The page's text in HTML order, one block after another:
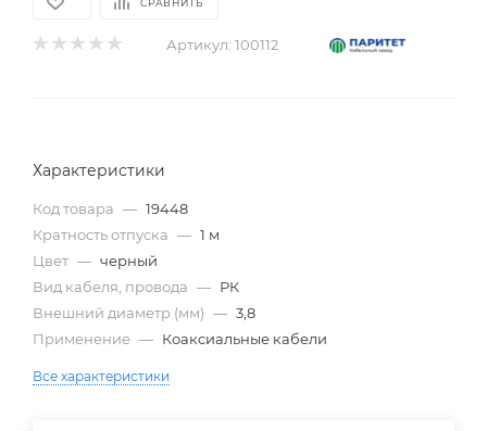
СРАВНИТЬ
Артикул: 100112
Характеристики
Код товара — 19448
Кратность отпуска — 1 м
Цвет — черный
Вид кабеля, провода — РК
Внешний диаметр (мм) — 3,8
Применение — Коаксиальные кабели
Все характеристики